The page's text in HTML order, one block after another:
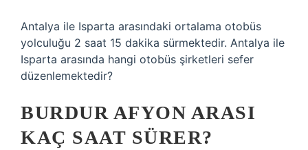
Antalya ile Isparta arasındaki ortalama otobüs
yolculuğu 2 saat 15 dakika sürmektedir. Antalya ile
Isparta arasında hangi otobüs şirketleri sefer
düzenlemektedir?
BURDUR AFYON ARASI
KAÇ SAAT SÜRER?